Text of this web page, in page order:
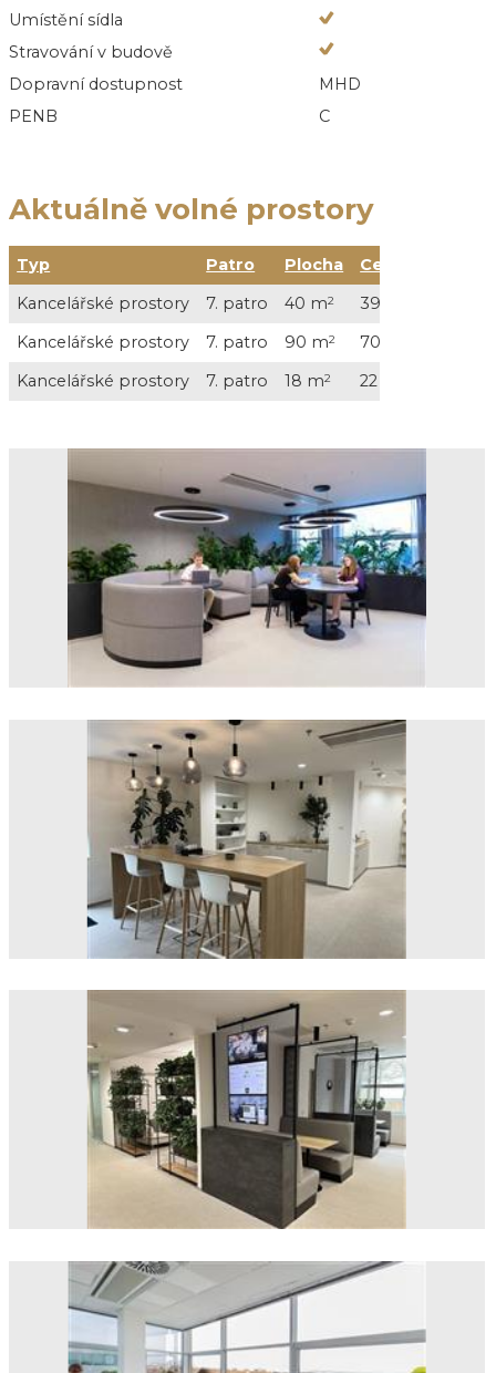
Umístění sídla
Stravování v budově
Dopravní dostupnost
MHD
PENB
C
Aktuálně volné prostory
Typ Patro Plocha
Cena
Kancelářské prostory
7. patro 40 m2
39 000 Kč / měs
Kancelářské prostory
7. patro 90 m2
70 000 Kč / měs
Kancelářské prostory
7. patro 18 m2 22 500 Kč / měs